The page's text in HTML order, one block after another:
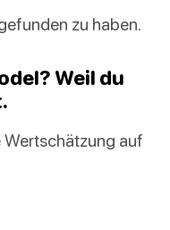
zu haben.
Weil du
Wertschätzung auf